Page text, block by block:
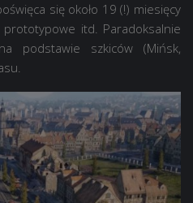
się około 19 (!) miesięcy
itd. Paradoksalnie
podstawie szkiców (Mińsk,